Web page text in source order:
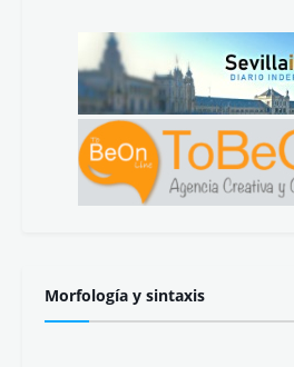
Morfología y sintaxis